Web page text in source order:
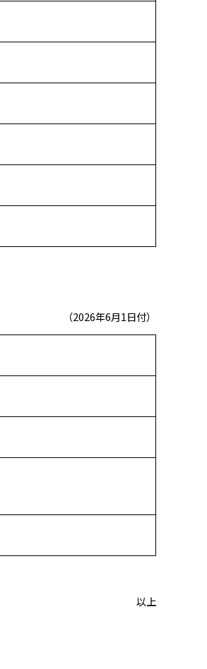
（2026年6月1日付）
以上